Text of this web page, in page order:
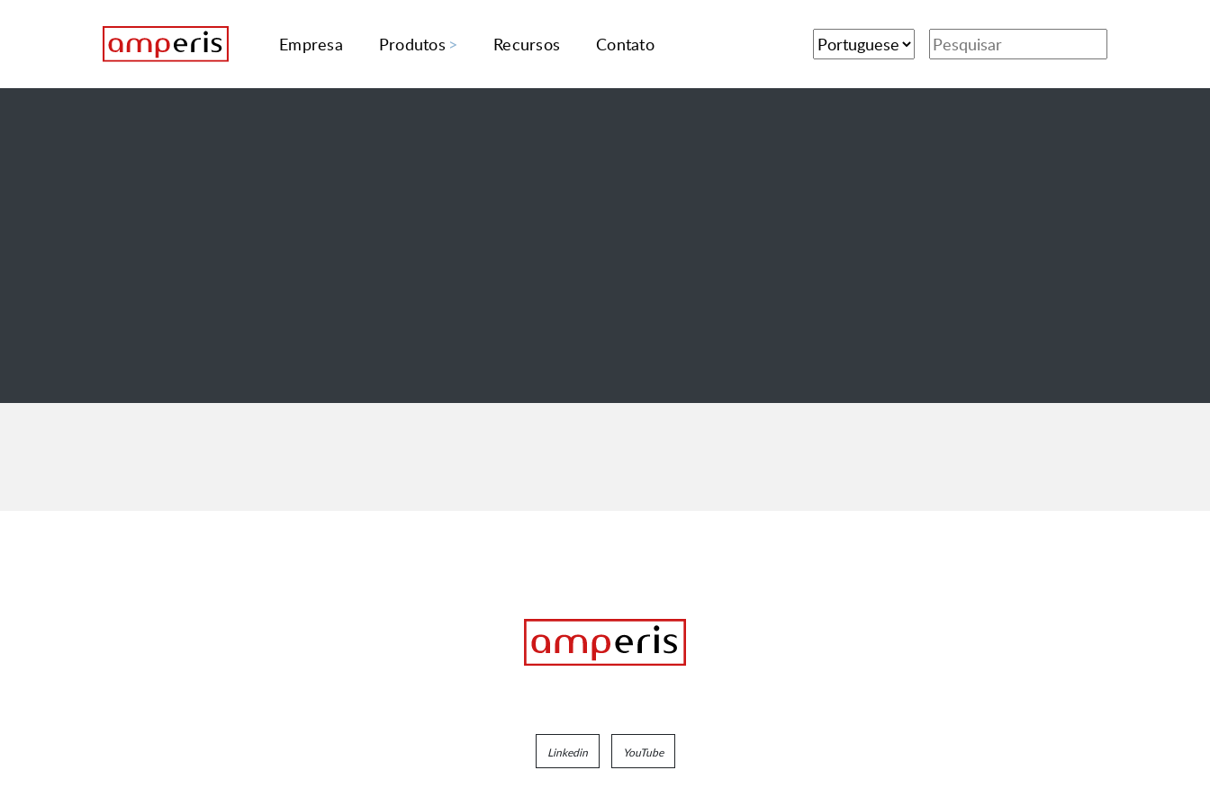
Empresa Produtos Recursos Contato
Linkedin YouTube